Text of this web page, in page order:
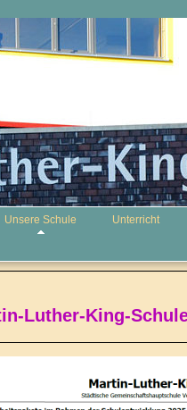
Unsere Schule Unterricht
Luther-King-